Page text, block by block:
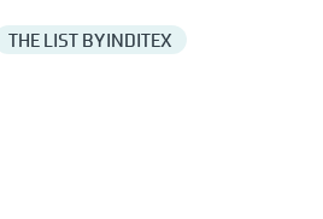
THE LIST BY INDITEX